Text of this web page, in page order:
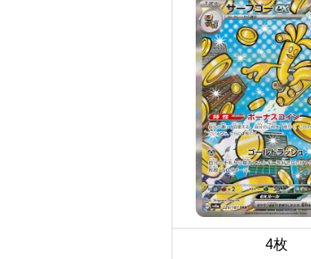
4枚